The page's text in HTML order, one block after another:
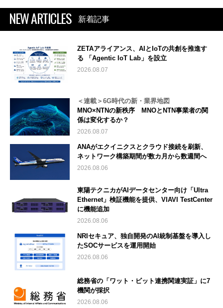
NEW ARTICLES 新着記事
ZETAアライアンス、AIとIoTの共創を推進す
る 「Agentic IoT Lab」を設立
2026.08.07
＜連載＞6G時代の新・業界地図
MNO×NTNの新秩序 MNOとNTN事業者の関
係は変化するか？
2026.08.07
ANAがエクイニクスとクラウド接続を刷新、
ネットワーク構築期間が数カ月から数週間へ
2026.08.06
東陽テクニカがAIデータセンター向け「Ultra
Ethernet」検証機能を提供、VIAVI TestCenter
に機能追加
2026.08.06
NRIセキュア、独自開発のAI統制基盤を導入し
たSOCサービスを運用開始
2026.08.06
総務省の「ワット・ビット連携関連実証」に7
機関が採択
2026.08.06